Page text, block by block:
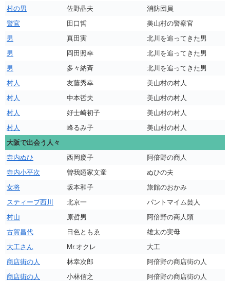
村の男
佐野晶夫
消防団員
警官
田口哲
美山村の警察官
男
真田実
北川を追ってきた男
男
岡田照幸
北川を追ってきた男
男
多々納斉
北川を追ってきた男
村人
友藤秀幸
美山村の村人
村人
中本哲夫
美山村の村人
村人
好士崎初子
美山村の村人
村人
峰るみ子
美山村の村人
大阪で出会う人々
寺内ぬひ
西岡慶子
阿倍野の商人
寺内小平次
曽我廼家文童
ぬひの夫
女将
坂本和子
旅館のおかみ
スティーブ西川
北京一
パントマイム芸人
村山
原哲男
阿倍野の商人頭
古賀昌代
日色ともゑ
雄太の実母
大工さん
Mr.オクレ
大工
商店街の人
林幸次郎
阿倍野の商店街の人
商店街の人
小林信之
阿倍野の商店街の人